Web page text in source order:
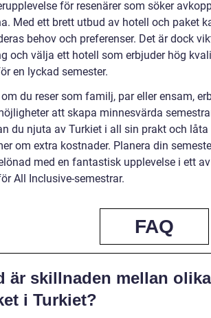
för resenärer som söker
Med ett brett utbud av hotell och paket
behov och preferenser. Det är dock
och välja ett hotell som erbjuder hög
en lyckad semester.
du reser som familj, par eller ensam,
att skapa minnesvärda
du njuta av Turkiet i all sin prakt och
om extra kostnader. Planera din
med en fantastisk upplevelse i ett
All Inclusive-semestrar.
FAQ
är skillnaden mellan
i Turkiet?